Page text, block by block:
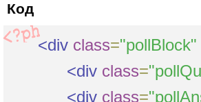
Код
<div class="pollBlock"
<div class=
<div class=